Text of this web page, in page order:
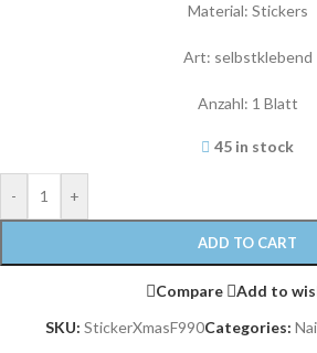
Material: Stickers
Art: selbstklebend
Anzahl: 1 Blatt
45 in stock
- +
ADD TO CART
Compare
Add to
SKU: StickerXmasF990Categories: